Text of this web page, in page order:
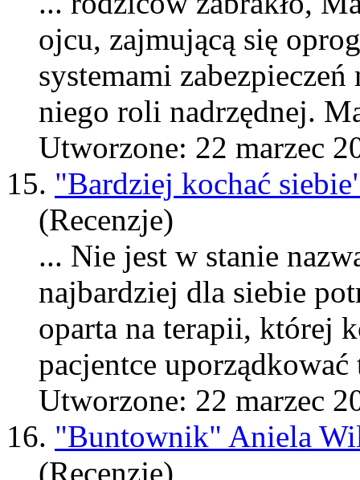
ojcu, zajmującą się
systemami
niego roli nadrzędnej.
Utworzone: 22 marzec
15. "Bardziej kochać
(Recenzje)
... Nie jest w stanie
najbardziej dla siebie
oparta na terapii, której
pacjentce
Utworzone: 22 marzec
16. "Buntownik" Aniela
(Recenzje)